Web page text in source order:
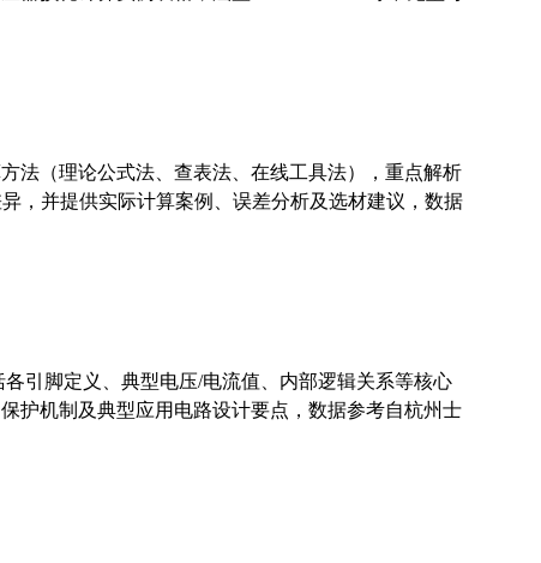
法（理论公式法、查表法、在线工具法），重点解析
，并提供实际计算案例、误差分析及选材建议，数据
引脚定义、典型电压/电流值、内部逻辑关系等核心
护机制及典型应用电路设计要点，数据参考自杭州士